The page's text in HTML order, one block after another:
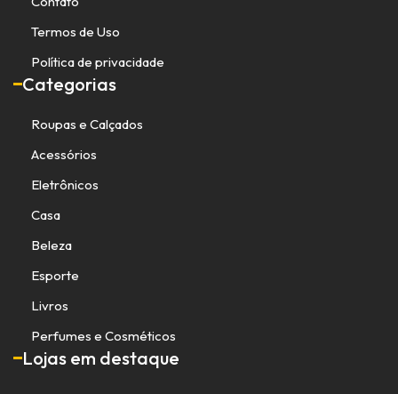
Termos de Uso
Política de privacidade
Categorias
Roupas e Calçados
Acessórios
Eletrônicos
Casa
Beleza
Esporte
Livros
Perfumes e Cosméticos
Lojas em destaque